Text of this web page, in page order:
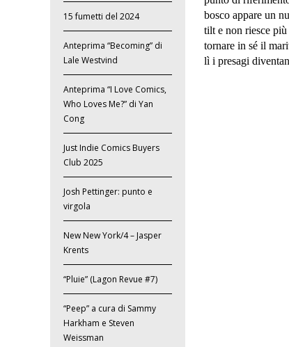
bosco appare un
tilt e non riesce più
tornare in sé il
lì i presagi
15 fumetti del 2024
Anteprima “Becoming” di
Lale Westvind
Anteprima “I Love Comics,
Who Loves Me?” di Yan
Cong
Just Indie Comics Buyers
Club 2025
Josh Pettinger: punto e
virgola
New New York/4 – Jasper
Krents
“Pluie” (Lagon Revue #7)
“Peep” a cura di Sammy
Harkham e Steven
Weissman